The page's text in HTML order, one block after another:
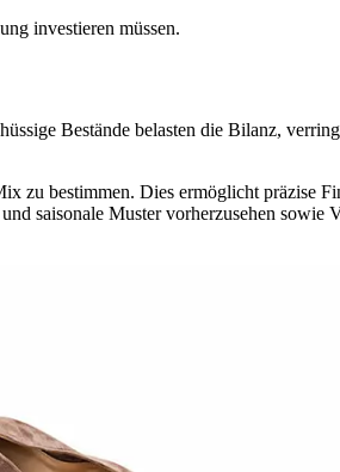
investieren müssen.
Bestände belasten die Bilanz,
zu bestimmen. Dies ermöglicht präzise
saisonale Muster vorherzusehen sowie